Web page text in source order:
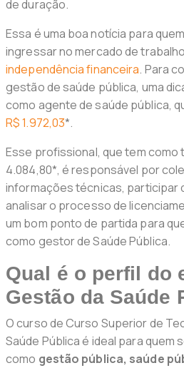
de duração.
Essa é uma boa notícia para
ingressar no mercado de
independência financeira. Para
gestão de saúde pública, uma
como agente de saúde pública,
R$ 1.972,03*.
Esse profissional, que tem como
4.084,80*, é responsável por
informações técnicas, participar
analisar o processo de
um bom ponto de partida para
como gestor de Saúde Pública.
Qual é o perfil do
Gestão da Saúde
O curso de Curso Superior de
Saúde Pública é ideal para quem
como gestão pública, saúde